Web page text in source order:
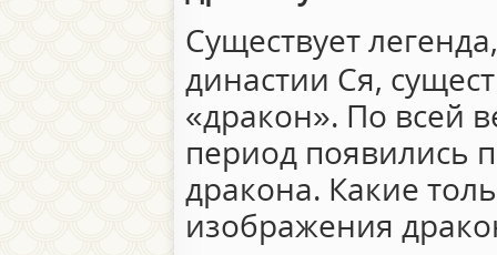
Существует
династии Ся,
«дракон». По всей
период появились
дракона. Какие
изображения